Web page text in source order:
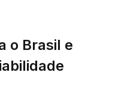
o Brasil e